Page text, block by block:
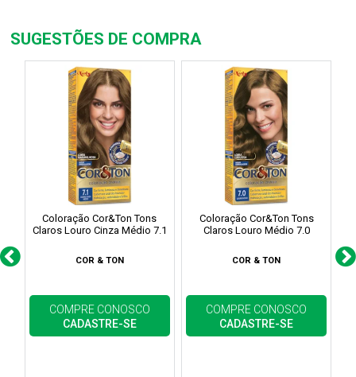
SUGESTÕES DE COMPRA
Coloração Cor&Ton Tons
Claros Louro Cinza Médio 7.1
COR & TON
COMPRE CONOSCO
CADASTRE-SE
Coloração Cor&Ton Tons
Claros Louro Médio 7.0
COR & TON
COMPRE CONOSCO
CADASTRE-SE